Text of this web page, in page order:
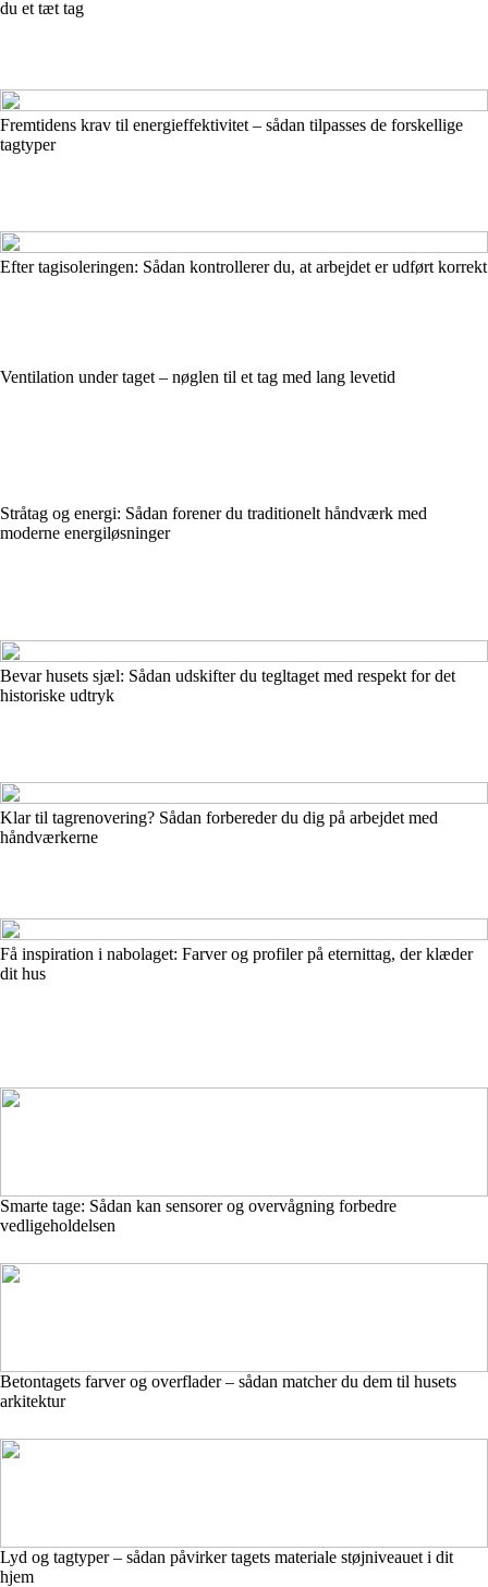
du et tæt tag
Fremtidens krav til energieffektivitet – sådan tilpasses de forskellige
tagtyper
Efter tagisoleringen: Sådan kontrollerer du, at arbejdet er udført korrekt
Ventilation under taget – nøglen til et tag med lang levetid
Stråtag og energi: Sådan forener du traditionelt håndværk med
moderne energiløsninger
Bevar husets sjæl: Sådan udskifter du tegltaget med respekt for det
historiske udtryk
Klar til tagrenovering? Sådan forbereder du dig på arbejdet med
håndværkerne
Få inspiration i nabolaget: Farver og profiler på eternittag, der klæder
dit hus
Smarte tage: Sådan kan sensorer og overvågning forbedre
vedligeholdelsen
Betontagets farver og overflader – sådan matcher du dem til husets
arkitektur
Lyd og tagtyper – sådan påvirker tagets materiale støjniveauet i dit
hjem